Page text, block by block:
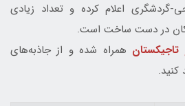
گردشگری اعلام کرده و تعداد زیادی
در دست ساخت است.
همراه شده و از جاذبه‌های
کنید.